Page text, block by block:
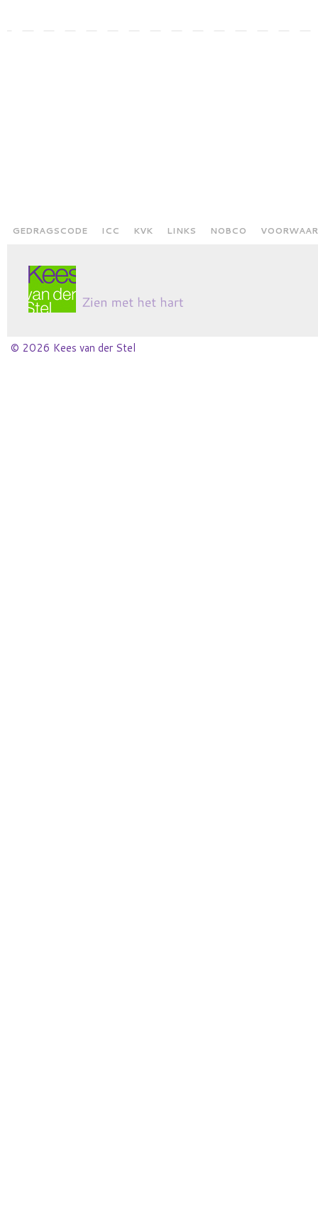
GEDRAGSCODE ICC KVK LINKS NOBCO
© 2026 Kees van der Stel